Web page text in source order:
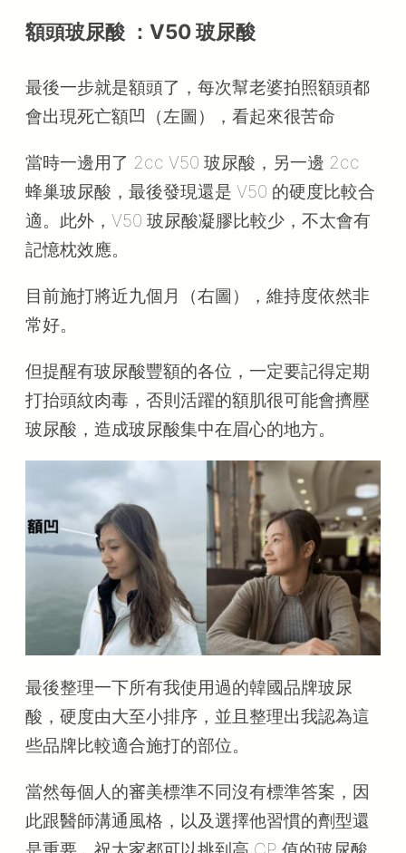
額頭玻尿酸 ：V50 玻尿酸
最後一步就是額頭了，每次幫老婆拍照額頭都
會出現死亡額凹（左圖），看起來很苦命
當時一邊用了 2cc V50 玻尿酸，另一邊 2cc
蜂巢玻尿酸，最後發現還是 V50 的硬度比較合
適。此外，V50 玻尿酸凝膠比較少，不太會有
記憶枕效應。
目前施打將近九個月（右圖），維持度依然非
常好。
但提醒有玻尿酸豐額的各位，一定要記得定期
打抬頭紋肉毒，否則活躍的額肌很可能會擠壓
玻尿酸，造成玻尿酸集中在眉心的地方。
最後整理一下所有我使用過的韓國品牌玻尿
酸，硬度由大至小排序，並且整理出我認為這
些品牌比較適合施打的部位。
當然每個人的審美標準不同沒有標準答案，因
此跟醫師溝通風格，以及選擇他習慣的劑型還